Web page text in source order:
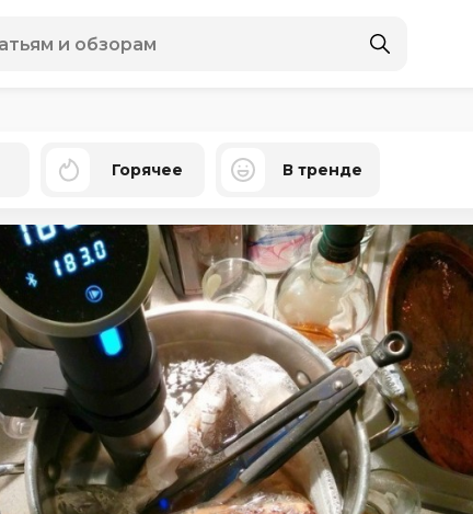
Горячее В тренде